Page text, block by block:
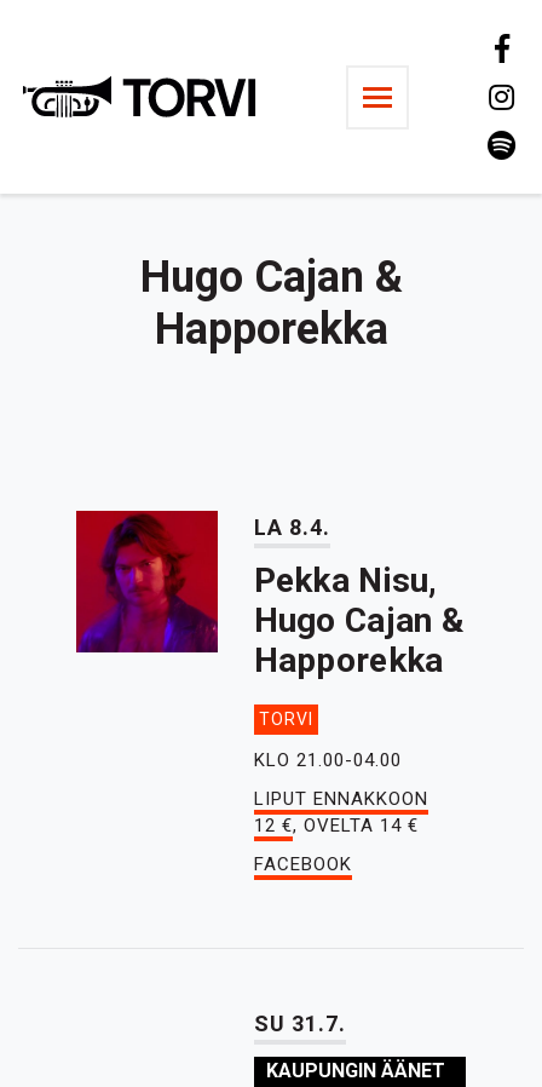
Ravintola Torvi
Hugo Cajan &
Happorekka
LA 8.4.
Pekka Nisu,
Hugo Cajan &
Happorekka
TORVI
KLO 21.00-04.00
LIPUT ENNAKKOON
12 €, OVELTA 14 €
FACEBOOK
SU 31.7.
KAUPUNGIN ÄÄNET